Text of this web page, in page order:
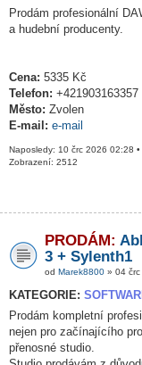
Prodám profesionální
a hudební producenty.
Cena: 5335 Kč
Telefon: +421903163357
Město: Zvolen
E-mail: e-mail
Naposledy: 10 črc 2026 02:28 •
Zobrazení: 2512
PRODÁM:
3 + Sylenth1
od Marek8800 » 04
KATEGORIE:
Prodám kompletní
nejen pro začínajícího
přenosné studio.